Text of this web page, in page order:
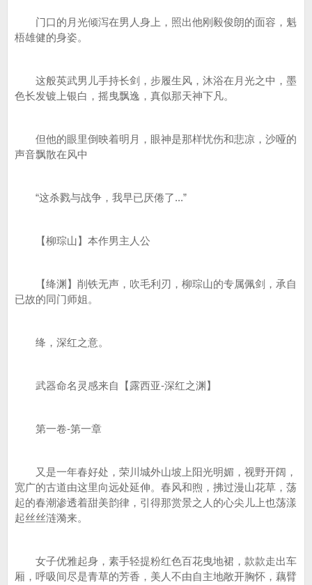
门口的月光倾泻在男人身上，照出他刚毅俊朗的面容，魁
梧雄健的身姿。
这般英武男儿手持长剑，步履生风，沐浴在月光之中，墨
色长发镀上银白，摇曳飘逸，真似那天神下凡。
但他的眼里倒映着明月，眼神是那样忧伤和悲凉，沙哑的
声音飘散在风中
“这杀戮与战争，我早已厌倦了...”
【柳琮山】本作男主人公
【绛渊】削铁无声，吹毛利刃，柳琮山的专属佩剑，承自
已故的同门师姐。
绛，深红之意。
武器命名灵感来自【露西亚-深红之渊】
第一卷-第一章
又是一年春好处，荣川城外山坡上阳光明媚，视野开阔，
宽广的古道由这里向远处延伸。春风和煦，拂过漫山花草，荡
起的春潮渗透着甜美韵律，引得那赏景之人的心尖儿上也荡漾
起丝丝涟漪来。
女子优雅起身，素手轻提粉红色百花曳地裙，款款走出车
厢，呼吸间尽是青草的芳香，美人不由自主地敞开胸怀，藕臂